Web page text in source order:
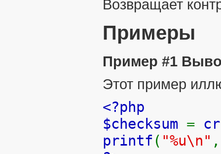
Возвращает
Примеры
Пример #1
Этот пример
<?php
$checksum =
printf ( "%u\n"